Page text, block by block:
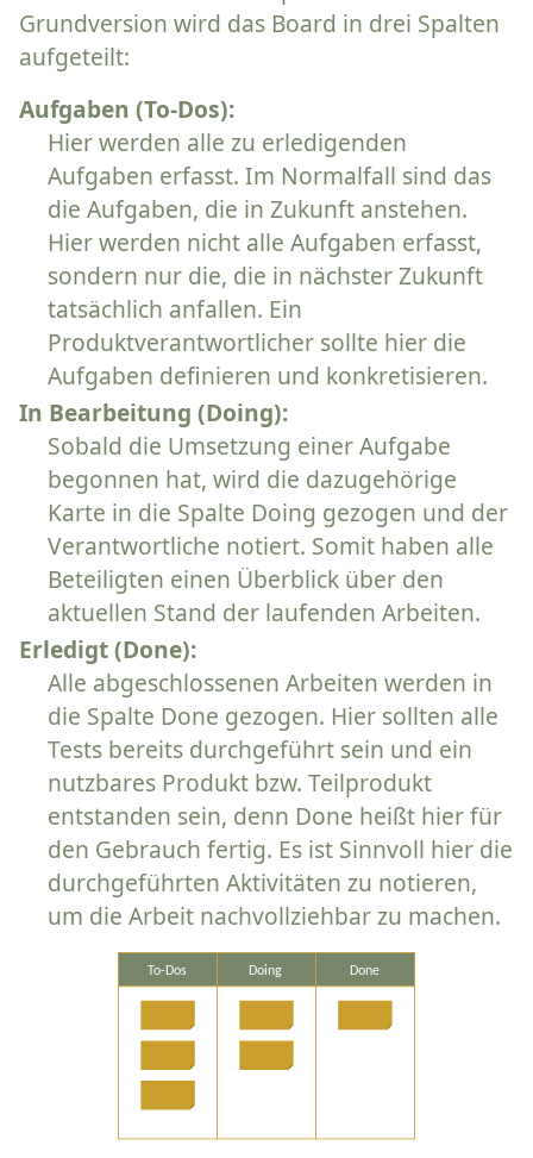
Grundversion wird das Board in drei Spalten
aufgeteilt:
Aufgaben (To-Dos):
Hier werden alle zu erledigenden
Aufgaben erfasst. Im Normalfall sind das
die Aufgaben, die in Zukunft anstehen.
Hier werden nicht alle Aufgaben erfasst,
sondern nur die, die in nächster Zukunft
tatsächlich anfallen. Ein
Produktverantwortlicher sollte hier die
Aufgaben definieren und konkretisieren.
In Bearbeitung (Doing):
Sobald die Umsetzung einer Aufgabe
begonnen hat, wird die dazugehörige
Karte in die Spalte Doing gezogen und der
Verantwortliche notiert. Somit haben alle
Beteiligten einen Überblick über den
aktuellen Stand der laufenden Arbeiten.
Erledigt (Done):
Alle abgeschlossenen Arbeiten werden in
die Spalte Done gezogen. Hier sollten alle
Tests bereits durchgeführt sein und ein
nutzbares Produkt bzw. Teilprodukt
entstanden sein, denn Done heißt hier für
den Gebrauch fertig. Es ist Sinnvoll hier die
durchgeführten Aktivitäten zu notieren,
um die Arbeit nachvollziehbar zu machen.